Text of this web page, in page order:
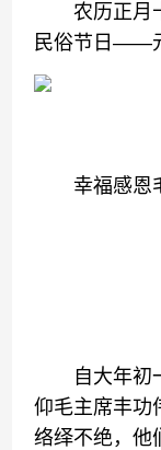
农历正月十
民俗节日——
幸福感恩毛
自大年初一
仰毛主席丰功
络绎不绝，他